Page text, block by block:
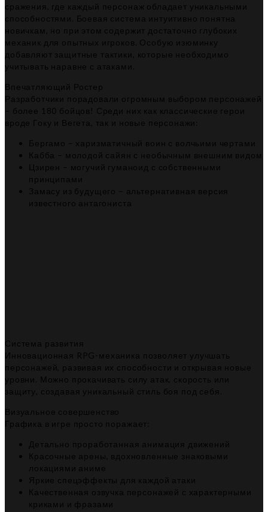
сражения, где каждый персонаж обладает уникальными
способностями. Боевая система интуитивно понятна
новичкам, но при этом содержит достаточно глубоких
механик для опытных игроков. Особую изюминку
добавляют защитные тактики, которые необходимо
учитывать наравне с атаками.
Впечатляющий Ростер
Разработчики порадовали огромным выбором персонажей
– более 180 бойцов! Среди них как классические герои
вроде Гоку и Вегета, так и новые персонажи:
Бергамо – харизматичный воин с волчьими чертами
Кабба – молодой сайян с необычным внешним видом
Цзирен – могучий гуманоид с собственными
принципами
Замасу из будущего – альтернативная версия
известного антагониста
Система развития
Инновационная RPG-механика позволяет улучшать
персонажей, развивая их способности и открывая новые
уровни. Можно прокачивать силу атак, скорость или
защиту, создавая уникальный стиль боя под себя.
Визуальное совершенство
Графика в игре просто поражает:
Детально проработанная анимация движений
Красочные арены, вдохновленные знаковыми
локациями аниме
Яркие спецэффекты для каждой атаки
Качественная озвучка персонажей с характерными
криками и фразами